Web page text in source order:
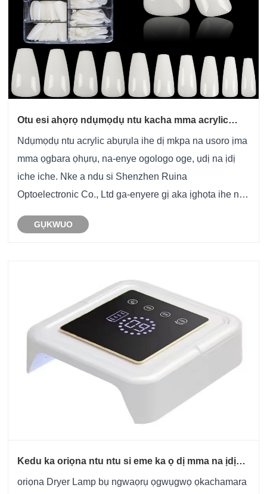
Otu esi ahọrọ ndụmọdụ ntu kacha mma acrylic
Ndụmọdụ ntu acrylic abụrụla ihe dị mkpa na usoro ịma
mma ọgbara ọhụrụ, na-enye ogologo oge, ụdị na ịdị
iche iche. Nke a ndu si Shenzhen Ruina
Optoelectronic Co., Ltd ga-enyere gị aka ịghọta ihe na-
na otú iji nọgide na-enwe ha maka ogologo-adịg......
GỤKWUO
Kedu ka oriọna ntu ntu si eme ka ọ dị mma na ịdị
oriọna Dryer Lamp bụ ngwaọrụ ọgwụgwọ ọkachamara